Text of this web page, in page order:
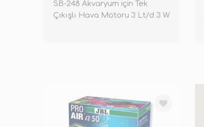
SB-248 Akvaryum için Tek
Çıkışlı Hava Motoru 3 Lt/d 3 W